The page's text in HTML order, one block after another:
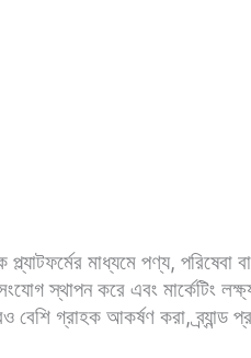
মাধ্যমে পণ্য, পরিষেবা
স্থাপন করে এবং মার্কেটিং
গ্রাহক আকর্ষণ করা, ব্র্যান্ড